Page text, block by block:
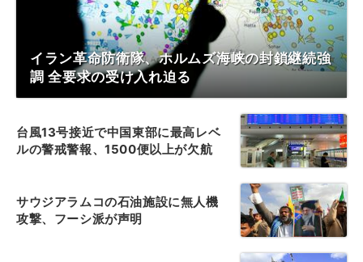
イラン革命防衛隊、ホルムズ海峡の封鎖継続強
調 全要求の受け入れ迫る
台風13号接近で中国東部に最高レベ
ルの警戒警報、1500便以上が欠航
サウジアラムコの石油施設に無人機
攻撃、フーシ派が声明